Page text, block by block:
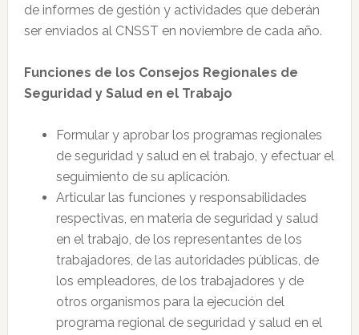
de informes de gestión y actividades que deberán
ser enviados al CNSST en noviembre de cada año.
Funciones de los Consejos Regionales de
Seguridad y Salud en el Trabajo
Formular y aprobar los programas regionales
de seguridad y salud en el trabajo, y efectuar el
seguimiento de su aplicación.
Articular las funciones y responsabilidades
respectivas, en materia de seguridad y salud
en el trabajo, de los representantes de los
trabajadores, de las autoridades públicas, de
los empleadores, de los trabajadores y de
otros organismos para la ejecución del
programa regional de seguridad y salud en el